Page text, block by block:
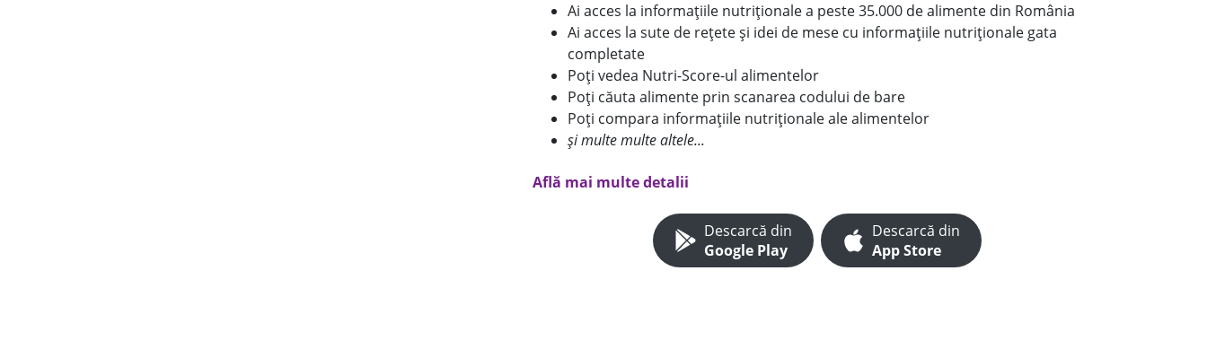
Ai acces la informațiile nutriționale a peste 35.000 de alimente din România
Ai acces la sute de rețete și idei de mese cu informațiile nutriționale gata
completate
Poți vedea Nutri-Score-ul alimentelor
Poți căuta alimente prin scanarea codului de bare
Poți compara informațiile nutriționale ale alimentelor
și multe multe altele...
Află mai multe detalii
Descarcă din
Google Play
Descarcă din
App Store